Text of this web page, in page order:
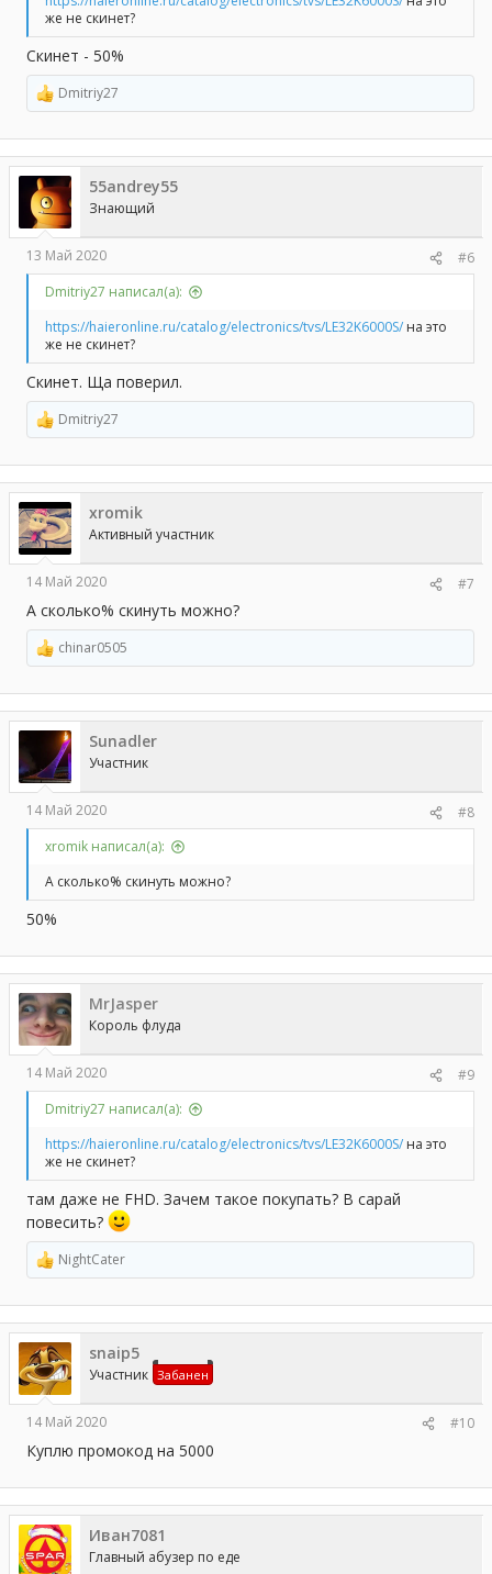
же не скинет?
Скинет - 50%
Р
е
а
к
ц
и
и
:
Dmitriy27
55andrey55
Знающий
13 Май 2020
#6
Dmitriy27 написал(а):
https://haieronline.ru/catalog/electronics/tvs/LE32K6000S/ на это
же не скинет?
Скинет. Ща поверил.
Р
е
а
к
ц
и
и
:
Dmitriy27
xromik
Активный участник
14 Май 2020 #7
А сколько% скинуть можно?
Р
е
а
к
ц
:
chinar0505
Sunadler
Участник
14 Май 2020
#8
xromik написал(а):
А сколько% скинуть можно?
50%
MrJasper
Король флуда
14 Май 2020
#9
Dmitriy27 написал(а):
https://haieronline.ru/catalog/electronics/tvs/LE32K6000S/ на это
же не скинет?
там даже не FHD. Зачем такое покупать? В сарай
повесить?
Р
е
а
к
ц
и
и
:
NightCater
snaip5
Участник Забанен
14 Май 2020 #10
Куплю промокод на 5000
Иван7081
Главный абузер по еде